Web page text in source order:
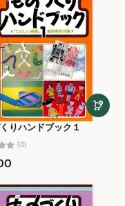
りハンドブック１
(0)